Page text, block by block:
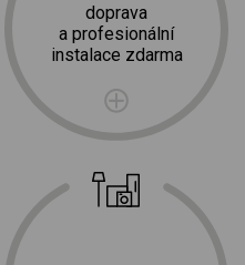
doprava
a profesionální
instalace zdarma